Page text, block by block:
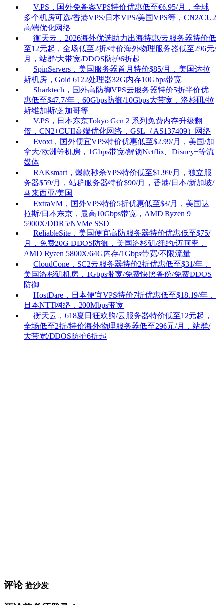
V.PS，国外免备案VPS特价优惠低至€6.95/月，全球
多个机房可选/香港VPS/日本VPS/美国VPS等，CN2/CU2
高端优化网络
衡天云，2026海外优选助力出海特惠/云服务器特价低
至12元起，全场低至2折/特价海外物理服务器低至296元/
月，站群/大带宽/DDOS防护6折起
SpinServers，美国服务器首月特价$85/月，美国达拉
斯机房，Gold 6122处理器32G内存10Gbps带宽
Sharktech，国外高防御VPS云服务器特价5折半价优
惠低至$47.7/年，60Gbps防御/10Gbps大带宽，洛杉矶/拉
斯维加斯/芝加哥等
V.PS，日本东京Tokyo Gen 2 系列免费内存升级翻
倍，CN2+CUII高端优化网络，GSL（AS137409）网络
Evoxt，国外便宜VPS特价优惠低至$2.99/月，美国/加
拿大/欧洲等机房，1Gbps带宽/解锁Netflix、Disney+等流
媒体
RAKsmart，爆款秒杀VPS特价低至$1.99/月，独立服
务器$59/月，站群服务器特价$90/月，香港/日本/新加坡/
马来西亚/美国
ExtraVM，国外VPS特价5折优惠低至$8/月，美国达
拉斯/日本东京，最高10Gbps带宽，AMD Ryzen 9
5900X/DDR5/NVMe SSD
ReliableSite，美国便宜高防服务器特价优惠低至$75/
月，免费20G DDOS防御，美国洛杉矶/纽约/迈阿密，
AMD Ryzen 5800X/64G内存/1Gbps带宽/不限流量
CloudCone，SC2云服务器特价2折优惠低至$31/年，
美国洛杉矶机房，1Gbps带宽/免费快照备份/免费DDOS
防御
HostDare，日本便宜VPS特价7折优惠低至$18.19/年，
日本NTT网络，200Mbps带宽
衡天云，618夏日狂欢购/云服务器特价低至12元起，
全场低至2折/特价海外物理服务器低至296元/月，站群/
大带宽/DDOS防护6折起
评论 抢沙发